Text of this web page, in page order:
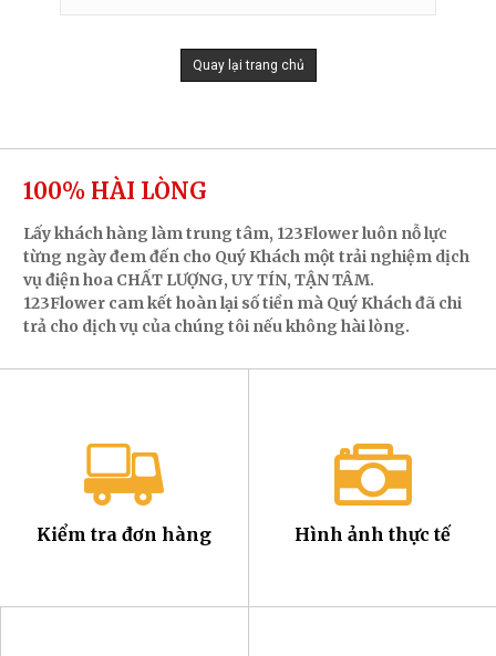
Quay lại trang chủ
100% HÀI LÒNG
Lấy khách hàng làm trung tâm, 123Flower luôn nỗ lực
từng ngày đem đến cho Quý Khách một trải nghiệm dịch
vụ điện hoa CHẤT LƯỢNG, UY TÍN, TẬN TÂM.
123Flower cam kết hoàn lại số tiền mà Quý Khách đã chi
trả cho dịch vụ của chúng tôi nếu không hài lòng.
Kiểm tra đơn hàng Hình ảnh thực tế